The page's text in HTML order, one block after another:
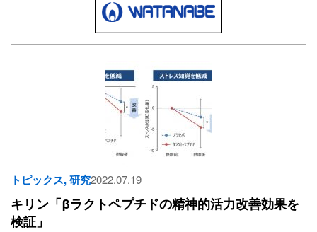
トピックス,研究2022.07.19
キリン「βラクトペプチドの精神的活力改善効果を
検証」